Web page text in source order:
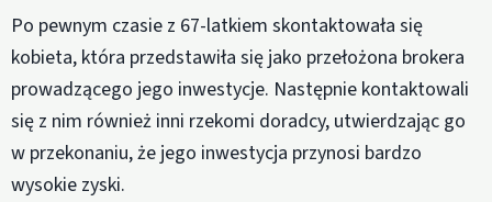
Po pewnym czasie z 67-latkiem skontaktowała się
kobieta, która przedstawiła się jako przełożona brokera
prowadzącego jego inwestycje. Następnie kontaktowali
się z nim również inni rzekomi doradcy, utwierdzając go
w przekonaniu, że jego inwestycja przynosi bardzo
wysokie zyski.